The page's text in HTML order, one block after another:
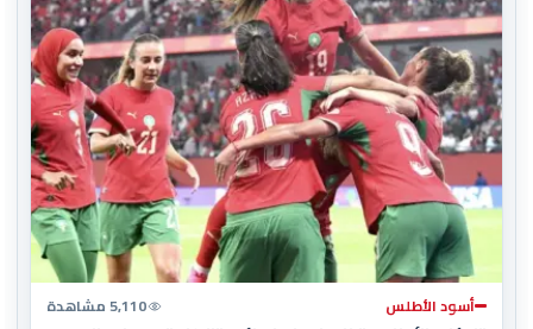
أسود الأطلس 5,110 مشاهدة